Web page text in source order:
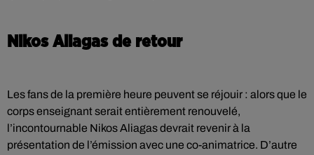
Nikos Aliagas de retour
Les fans de la première heure peuvent se réjouir : alors que le
corps enseignant serait entièrement renouvelé,
l’incontournable Nikos Aliagas devrait revenir à la
présentation de l’émission avec une co-animatrice. D’autre